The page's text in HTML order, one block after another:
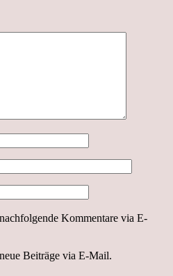
Kommentare via E-
Beiträge via E-Mail.